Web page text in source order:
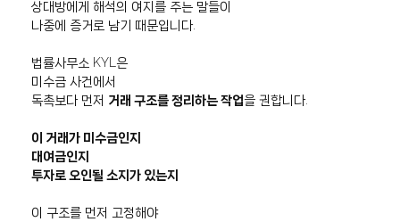
상대방에게 해석의 여지를 주는 말들이
나중에 증거로 남기 때문입니다.
법률사무소 KYL은
미수금 사건에서
독촉보다 먼저 거래 구조를 정리하는 작업을 권합니다.
이 거래가 미수금인지
대여금인지
투자로 오인될 소지가 있는지
이 구조를 먼저 고정해야